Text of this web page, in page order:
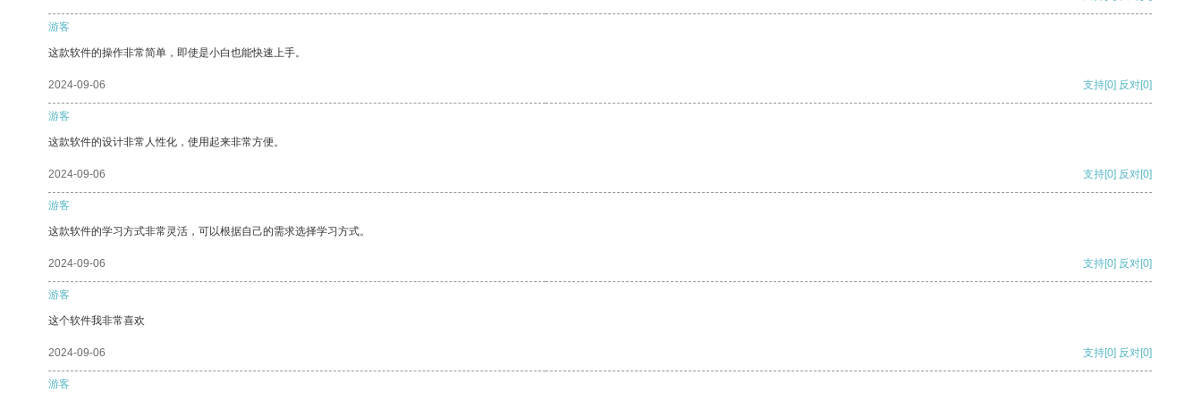
游客
这款软件的操作非常简单，即使是小白也能快速上手。
2024-09-06 支持[0] 反对[0]
游客
这款软件的设计非常人性化，使用起来非常方便。
2024-09-06 支持[0] 反对[0]
游客
这款软件的学习方式非常灵活，可以根据自己的需求选择学习方式。
2024-09-06 支持[0] 反对[0]
游客
这个软件我非常喜欢
2024-09-06 支持[0] 反对[0]
游客